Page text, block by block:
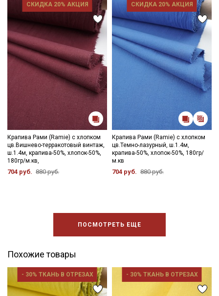
СКИДКА 20% АКЦИЯ
Крапива Рами (Ramie) с хлопком
цв.Вишнево-терракотовый винтаж,
ш.1.4м, крапива-50%, хлопок-50%,
180гр/м.кв,
704 руб. 880 руб.
СКИДКА 20% АКЦИЯ
Крапива Рами (Ramie) с хлопком
цв.Темно-лазурный, ш.1.4м,
крапива-50%, хлопок-50%, 180гр/
м.кв
704 руб. 880 руб.
ПОСМОТРЕТЬ ЕЩЕ
Похожие товары
- 30% ТКАНЬ В ОТРЕЗАХ - 30% ТКАНЬ В ОТРЕЗАХ